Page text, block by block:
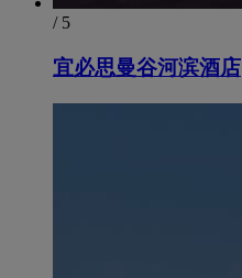
/ 5
宜必思曼谷河滨酒店